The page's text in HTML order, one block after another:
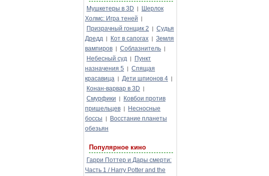
Мушкетеры в 3D |
Шерлок
Холмс: Игра теней
|
Призрачный гонщик 2 | Судья
Дредд | Кот в сапогах | Земля
вампиров | Соблазнитель |
Небесный суд |
Пункт
назначения 5
| Спящая
красавица | Дети шпионов 4 |
Конан-варвар в 3D |
Смурфики |
Ковбои против
пришельцев |
Несносные
боссы
|
Восстание планеты
обезьян
Популярное кино
Гарри Поттер и Дары смерти:
Часть 1 / Harry Potter and the